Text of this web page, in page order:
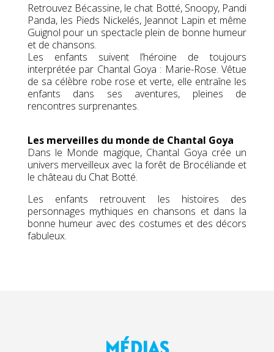
Retrouvez Bécassine, le chat Botté, Snoopy, Pandi
Panda, les Pieds Nickelés, Jeannot Lapin et même
Guignol pour un spectacle plein de bonne humeur
et de chansons.
Les enfants suivent l’héroïne de toujours
interprétée par Chantal Goya : Marie-Rose. Vêtue
de sa célèbre robe rose et verte, elle entraîne les
enfants dans ses aventures, pleines de
rencontres surprenantes.
Les merveilles du monde de Chantal Goya
Dans le Monde magique, Chantal Goya crée un
univers merveilleux avec la forêt de Brocéliande et
le château du Chat Botté.
Les enfants retrouvent les histoires des
personnages mythiques en chansons et dans la
bonne humeur avec des costumes et des décors
fabuleux.